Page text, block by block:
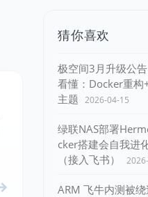
猜你喜欢
极空间3月升级公
看懂：Docker重构
主题 2026-04-15
绿联NAS部署
cker搭建会自我进
（接入飞书）
ARM 飞牛内测被